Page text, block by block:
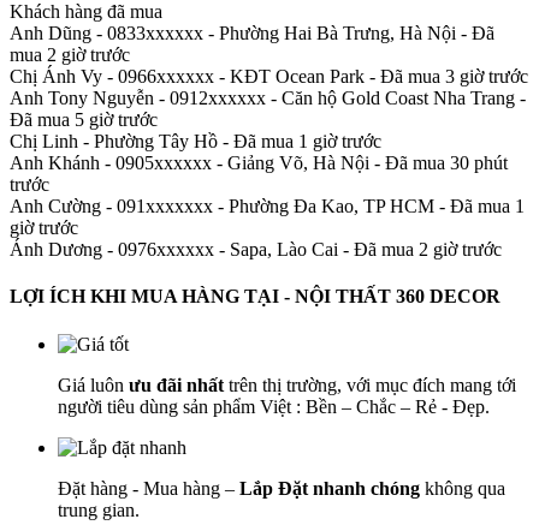
Khách hàng đã mua
Anh Dũng - 0833xxxxxx - Phường Hai Bà Trưng, Hà Nội - Đã
mua 2 giờ trước
Chị Ánh Vy - 0966xxxxxx - KĐT Ocean Park - Đã mua 3 giờ trước
Anh Tony Nguyễn - 0912xxxxxx - Căn hộ Gold Coast Nha Trang -
Đã mua 5 giờ trước
Chị Linh - Phường Tây Hồ - Đã mua 1 giờ trước
Anh Khánh - 0905xxxxxx - Giảng Võ, Hà Nội - Đã mua 30 phút
trước
Anh Cường - 091xxxxxxx - Phường Đa Kao, TP HCM - Đã mua 1
giờ trước
Ánh Dương - 0976xxxxxx - Sapa, Lào Cai - Đã mua 2 giờ trước
LỢI ÍCH KHI MUA HÀNG TẠI - NỘI THẤT 360 DECOR
Giá luôn ưu đãi nhất trên thị trường, với mục đích mang tới
người tiêu dùng sản phẩm Việt : Bền – Chắc – Rẻ - Đẹp.
Đặt hàng - Mua hàng – Lắp Đặt nhanh chóng không qua
trung gian.